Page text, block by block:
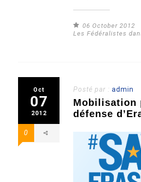
06 October 2012
Les Fédéralistes
Oct
07
2012
0
Posté par :admin
Mobilisation
défense